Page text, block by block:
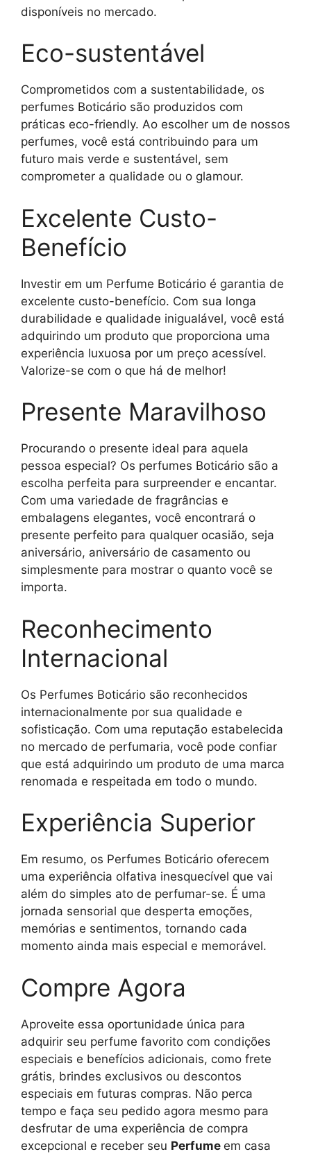
disponíveis no mercado.
Eco-sustentável
Comprometidos com a sustentabilidade, os
perfumes Boticário são produzidos com
práticas eco-friendly. Ao escolher um de nossos
perfumes, você está contribuindo para um
futuro mais verde e sustentável, sem
comprometer a qualidade ou o glamour.
Excelente Custo-
Benefício
Investir em um Perfume Boticário é garantia de
excelente custo-benefício. Com sua longa
durabilidade e qualidade inigualável, você está
adquirindo um produto que proporciona uma
experiência luxuosa por um preço acessível.
Valorize-se com o que há de melhor!
Presente Maravilhoso
Procurando o presente ideal para aquela
pessoa especial? Os perfumes Boticário são a
escolha perfeita para surpreender e encantar.
Com uma variedade de fragrâncias e
embalagens elegantes, você encontrará o
presente perfeito para qualquer ocasião, seja
aniversário, aniversário de casamento ou
simplesmente para mostrar o quanto você se
importa.
Reconhecimento
Internacional
Os Perfumes Boticário são reconhecidos
internacionalmente por sua qualidade e
sofisticação. Com uma reputação estabelecida
no mercado de perfumaria, você pode confiar
que está adquirindo um produto de uma marca
renomada e respeitada em todo o mundo.
Experiência Superior
Em resumo, os Perfumes Boticário oferecem
uma experiência olfativa inesquecível que vai
além do simples ato de perfumar-se. É uma
jornada sensorial que desperta emoções,
memórias e sentimentos, tornando cada
momento ainda mais especial e memorável.
Compre Agora
Aproveite essa oportunidade única para
adquirir seu perfume favorito com condições
especiais e benefícios adicionais, como frete
grátis, brindes exclusivos ou descontos
especiais em futuras compras. Não perca
tempo e faça seu pedido agora mesmo para
desfrutar de uma experiência de compra
excepcional e receber seu Perfume em casa